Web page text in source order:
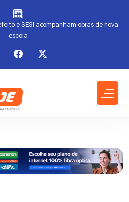
e SESI acompanham obras de nova
escola